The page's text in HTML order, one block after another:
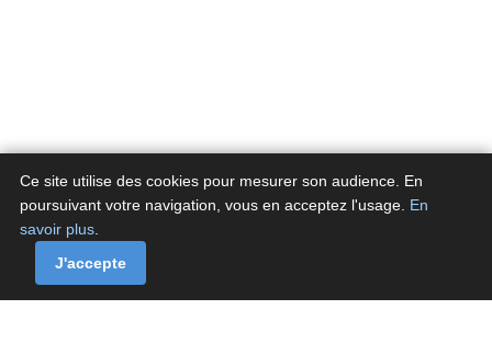
A propos
Politique de cookies de Fluxenet.fr
Ce site utilise des cookies pour mesurer son audience. En
poursuivant votre navigation, vous en acceptez l'usage. En
savoir plus
J'accepte